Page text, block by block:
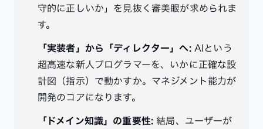
守的に正しいか」を見抜く審美眼が求められま
す。
「実装者」から「ディレクター」へ:AIという
超高速な新人プログラマーを、いかに正確な設
計図（指示）で動かすか。マネジメント能力が
開発のコアになります。
「ドメイン知識」の重要性: 結局、ユーザーが